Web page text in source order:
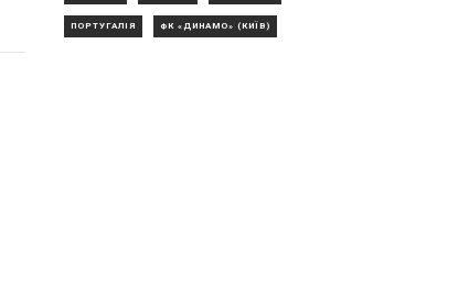
ПОРТУГАЛІЯ ФК «ДИНАМО» (КИЇВ)